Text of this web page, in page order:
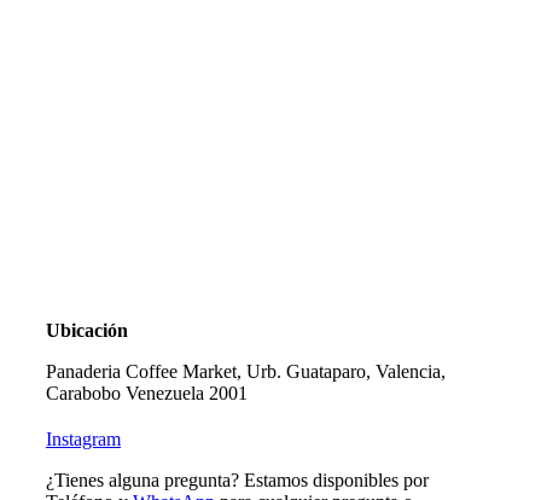
Ubicación
Panaderia Coffee Market, Urb. Guataparo, Valencia,
Carabobo Venezuela 2001
Instagram
¿Tienes alguna pregunta? Estamos disponibles por